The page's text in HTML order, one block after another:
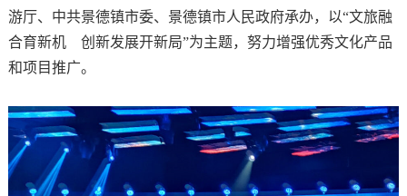
游厅、中共景德镇市委、景德镇市人民政府承办，以“文旅融
合育新机 创新发展开新局”为主题，努力增强优秀文化产品
和项目推广。